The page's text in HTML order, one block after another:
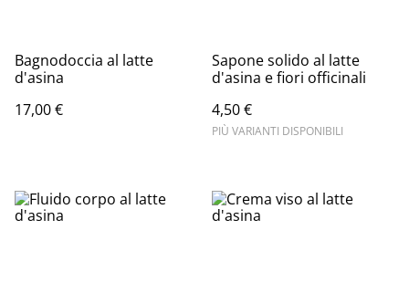
Bagnodoccia al latte
d'asina
17,00 €
Sapone solido al latte
d'asina e fiori officinali
4,50 €
PIÙ VARIANTI DISPONIBILI